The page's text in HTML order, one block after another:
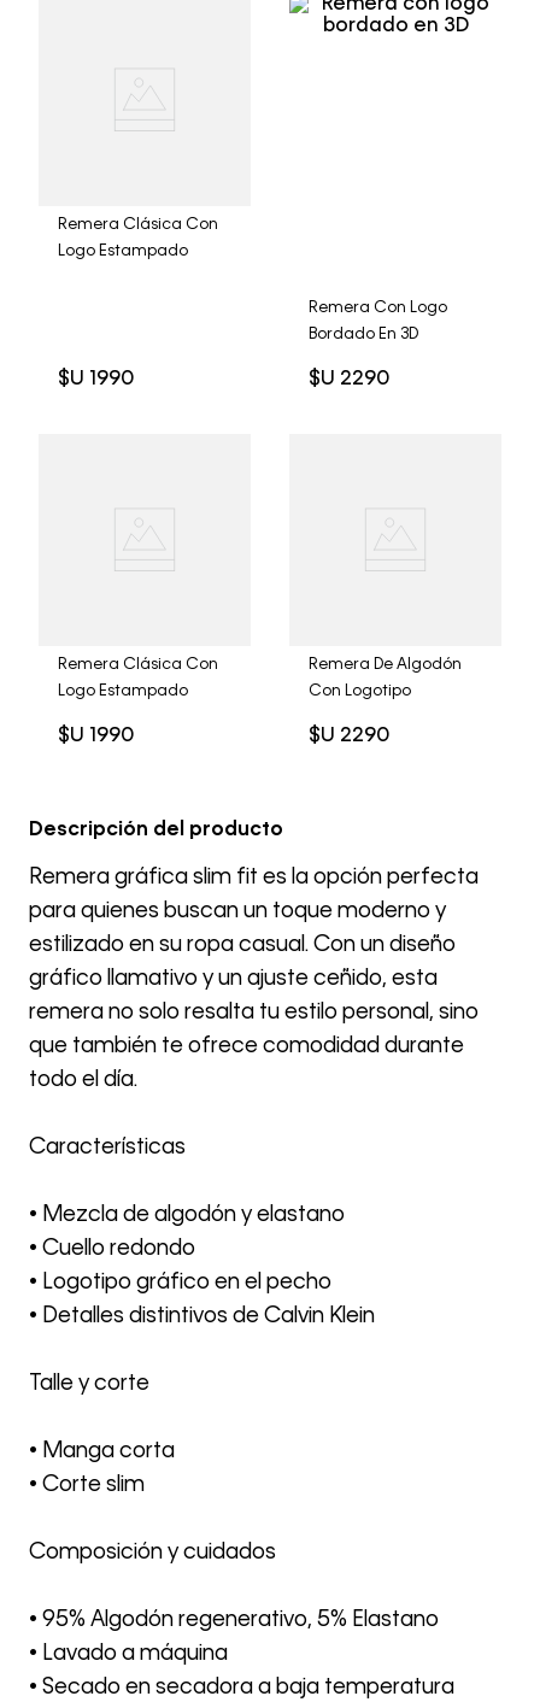
Remera Clásica Con
Logo Estampado
$U 1990
Remera Con Logo
Bordado En 3D
$U 2290
Remera Clásica Con
Logo Estampado
$U 1990
Remera De Algodón
Con Logotipo
$U 2290
Descripción del producto
Remera gráfica slim fit es la opción perfecta
para quienes buscan un toque moderno y
estilizado en su ropa casual. Con un diseño
gráfico llamativo y un ajuste ceñido, esta
remera no solo resalta tu estilo personal, sino
que también te ofrece comodidad durante
todo el día.
Características
• Mezcla de algodón y elastano
• Cuello redondo
• Logotipo gráfico en el pecho
• Detalles distintivos de Calvin Klein
Talle y corte
• Manga corta
• Corte slim
Composición y cuidados
• 95% Algodón regenerativo, 5% Elastano
• Lavado a máquina
• Secado en secadora a baja temperatura